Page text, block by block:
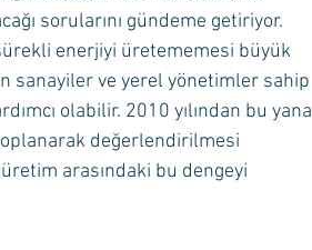
sorularını gündeme getiriyor.
enerjiyi üretememesi büyük
sanayiler ve yerel yönetimler sahip
olabilir. 2010 yılından bu yana
değerlendirilmesi
arasındaki bu dengeyi